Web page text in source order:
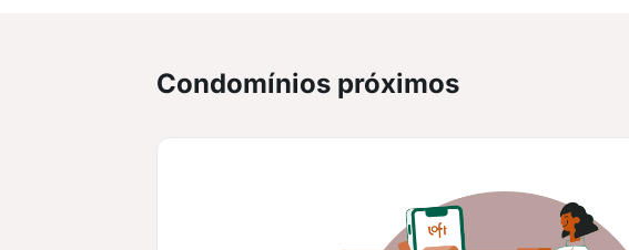
Condomínios próximos